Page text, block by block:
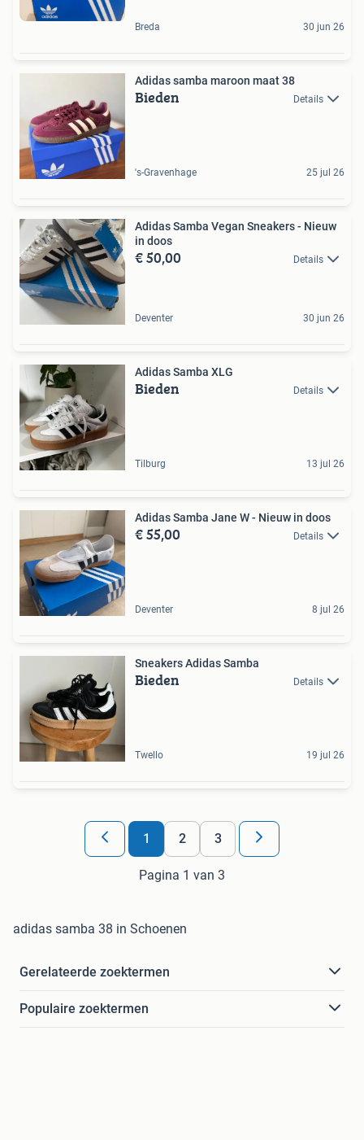
Breda 30 jun 26
Adidas samba maroon maat 38
Bieden Details
's-Gravenhage 25 jul 26
Adidas Samba Vegan Sneakers - Nieuw
in doos
€ 50,00 Details
Deventer 30 jun 26
Adidas Samba XLG
Bieden Details
Tilburg 13 jul 26
Adidas Samba Jane W - Nieuw in doos
€ 55,00 Details
Deventer 8 jul 26
Sneakers Adidas Samba
Bieden Details
Twello 19 jul 26
1 2 3
Pagina 1 van 3
adidas samba 38 in Schoenen
Gerelateerde zoektermen
Populaire zoektermen